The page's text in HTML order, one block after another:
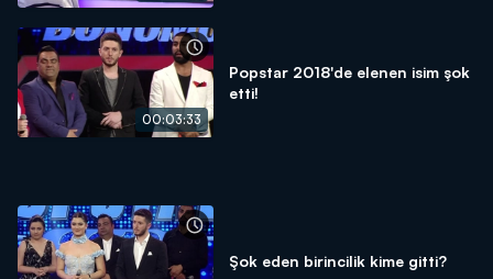
00:03:33
Popstar 2018'de elenen isim şok
etti!
Şok eden birincilik kime gitti?